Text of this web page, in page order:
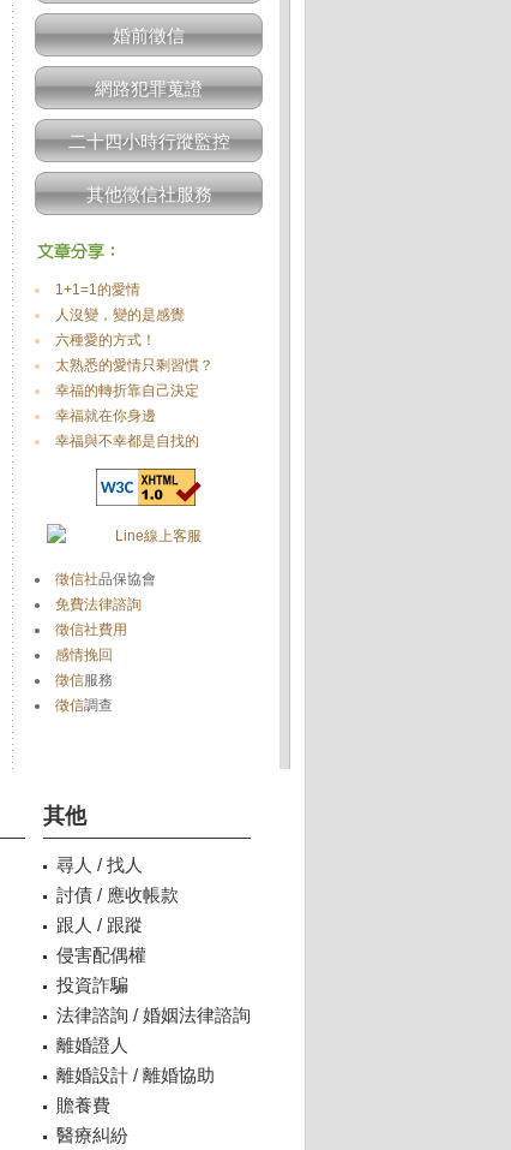
婚前徵信
網路犯罪蒐證
二十四小時行蹤監控
其他徵信社服務
1+1=1的愛情
人沒變，變的是感覺
六種愛的方式！
太熟悉的愛情只剩習慣？
幸福的轉折靠自己決定
幸福就在你身邊
幸福與不幸都是自找的
徵信社品保協會
免費法律諮詢
徵信社費用
感情挽回
徵信服務
徵信調查
其他
尋人 / 找人
討債 / 應收帳款
跟人 / 跟蹤
侵害配偶權
投資詐騙
法律諮詢 / 婚姻法律諮詢
離婚證人
離婚設計 / 離婚協助
贍養費
醫療糾紛